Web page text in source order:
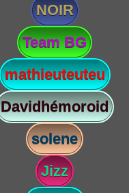
NOIR
Team BG
mathieuteuteu
Davidhémoroid
solene
Jizz